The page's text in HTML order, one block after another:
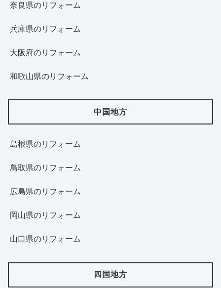
奈良県のリフォーム
兵庫県のリフォーム
大阪府のリフォーム
和歌山県のリフォーム
中国地方
島根県のリフォーム
鳥取県のリフォーム
広島県のリフォーム
岡山県のリフォーム
山口県のリフォーム
四国地方